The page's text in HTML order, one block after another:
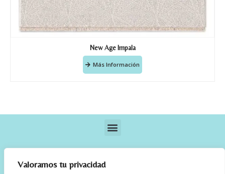
Valoramos tu privacidad
New Age Impala
Más Información